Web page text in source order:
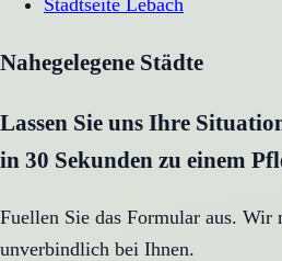
Nahegelegene Städte
Lassen Sie uns Ihre
in 30 Sekunden zu einem
Fuellen Sie das Formular aus. Wir
unverbindlich bei Ihnen.